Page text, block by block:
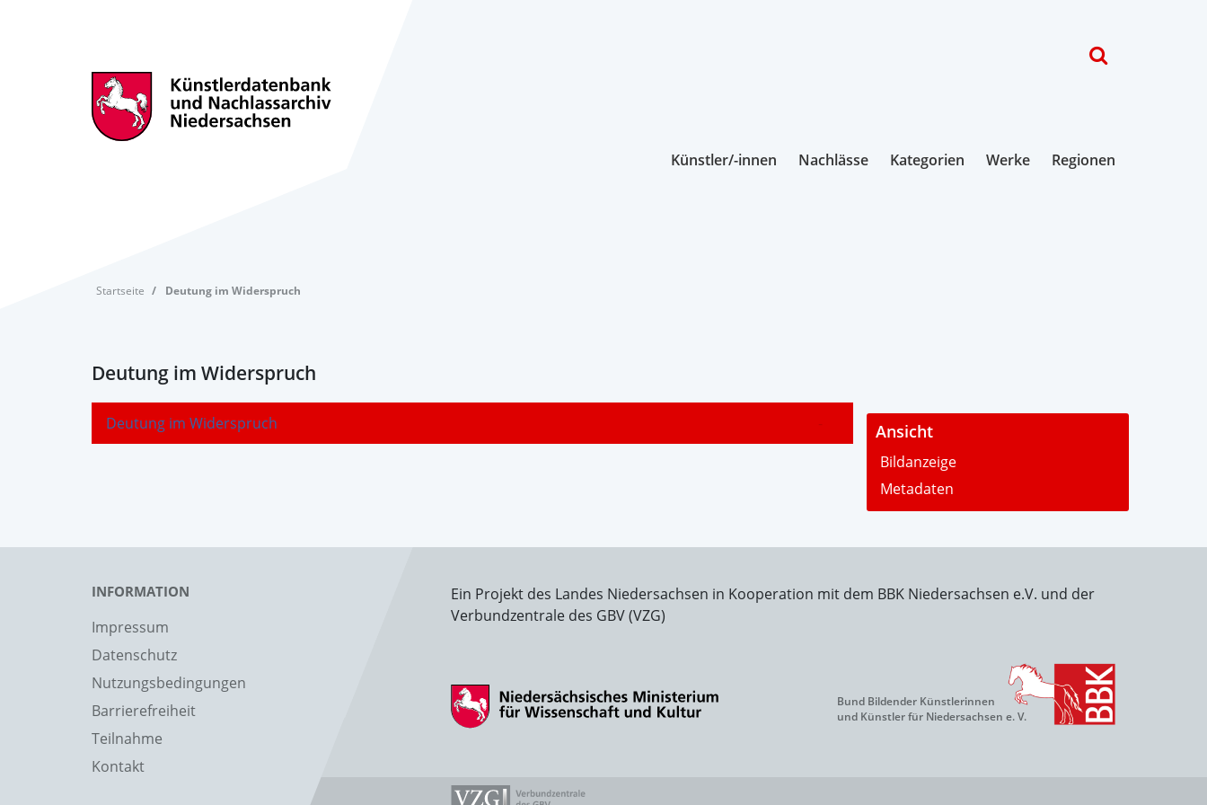
Künstler/-innen Nachlässe Kategorien Werke Regionen
Startseite Deutung im Widerspruch
Deutung im Widerspruch
Deutung im Widerspruch - Ansicht
Bildanzeige
Metadaten
INFORMATION
Impressum
Datenschutz
Nutzungsbedingungen
Barrierefreiheit
Teilnahme
Kontakt
Ein Projekt des Landes Niedersachsen in Kooperation mit dem BBK Niedersachsen e.V. und der
Verbundzentrale des GBV (VZG)
Bund Bildender Künstlerinnen
und Künstler für Niedersachsen e. V.